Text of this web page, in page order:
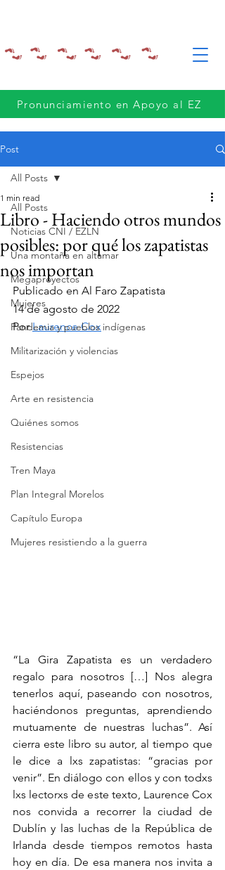
Pronunciamiento en Apoyo al EZ
Post
All Posts
Noticias CNI / EZLN
Una montaña en altamar
Megaproyectos
Mujeres
Pandemia y pueblos indígenas
Militarización y violencias
Espejos
Arte en resistencia
Quiénes somos
Resistencias
Tren Maya
Plan Integral Morelos
Capítulo Europa
Mujeres resistiendo a la guerra
All Posts
Libro - Haciendo otros mundos
posibles: por qué los zapatistas
nos importan
1 min read
Publicado en Al Faro Zapatista
14 de agosto de 2022
Por Laurence Cox
“La Gira Zapatista es un verdadero
regalo para nosotros […] Nos alegra
tenerlos aquí, paseando con nosotros,
haciéndonos preguntas, aprendiendo
mutuamente de nuestras luchas”. Así
cierra este libro su autor, al tiempo que
le dice a lxs zapatistas: “gracias por
venir”. En diálogo con ellos y con todxs
lxs lectorxs de este texto, Laurence Cox
nos convida a recorrer la ciudad de
Dublín y las luchas de la República de
Irlanda desde tiempos remotos hasta
hoy en día. De esa manera nos invita a